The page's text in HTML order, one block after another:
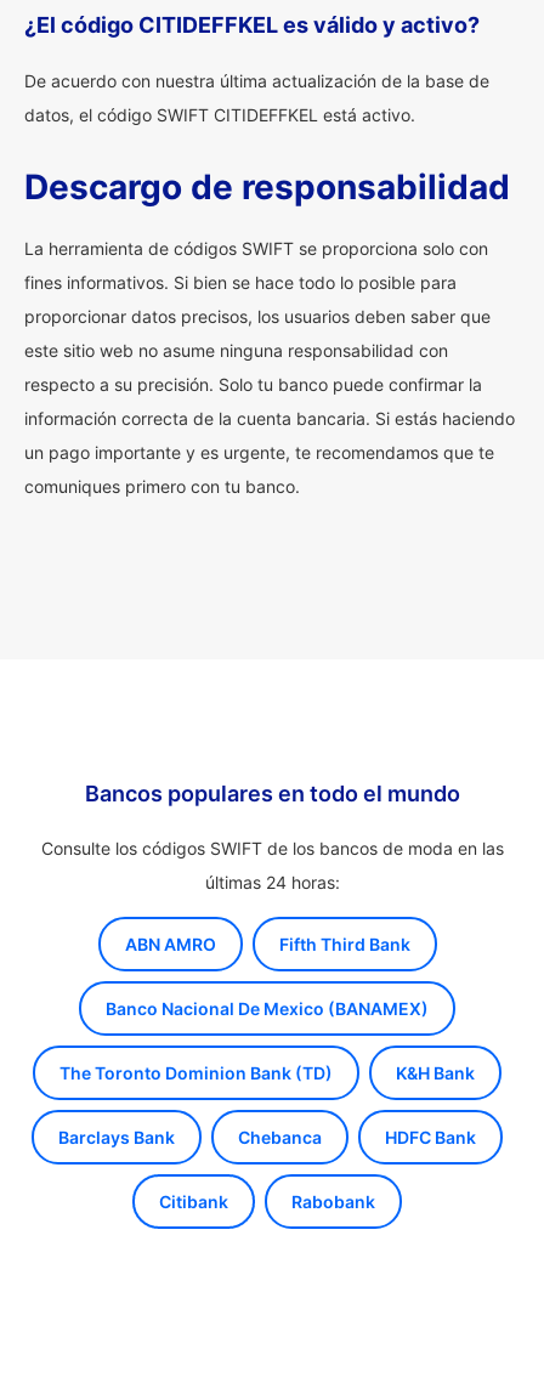
¿El código CITIDEFFKEL es válido y activo?
De acuerdo con nuestra última actualización de la base de
datos, el código SWIFT CITIDEFFKEL está activo.
Descargo de responsabilidad
La herramienta de códigos SWIFT se proporciona solo con
fines informativos. Si bien se hace todo lo posible para
proporcionar datos precisos, los usuarios deben saber que
este sitio web no asume ninguna responsabilidad con
respecto a su precisión. Solo tu banco puede confirmar la
información correcta de la cuenta bancaria. Si estás haciendo
un pago importante y es urgente, te recomendamos que te
comuniques primero con tu banco.
Bancos populares en todo el mundo
Consulte los códigos SWIFT de los bancos de moda en las
últimas 24 horas:
ABN AMRO Fifth Third Bank
Banco Nacional De Mexico (BANAMEX)
The Toronto Dominion Bank (TD) K&H Bank
Barclays Bank Chebanca HDFC Bank
Citibank Rabobank